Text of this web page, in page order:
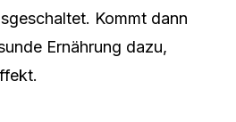
Kommt dann
Ernährung dazu,